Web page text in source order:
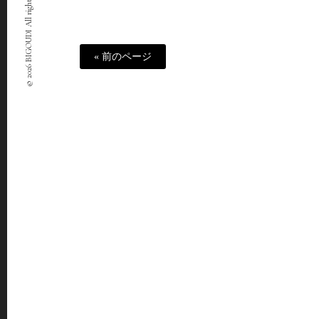
© 2026 BIGOUDI All rights Reserved. « 前のページ